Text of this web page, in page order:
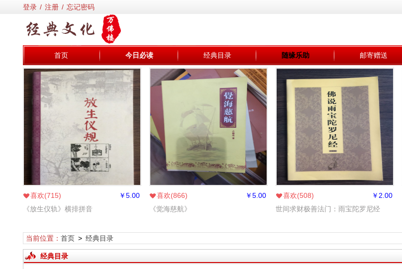
登录 / 注册 / 忘记密码
首页 今日必读 经典目录 随缘乐助 邮寄赠送
￥5.00
喜欢(715)
《放生仪轨》横排拼音
￥5.00
喜欢(866)
《觉海慈航》
￥ 2.00
喜欢(508)
世间求财极善法门：雨宝陀罗尼经
当前位置： 首页> 经典目录
经典目录